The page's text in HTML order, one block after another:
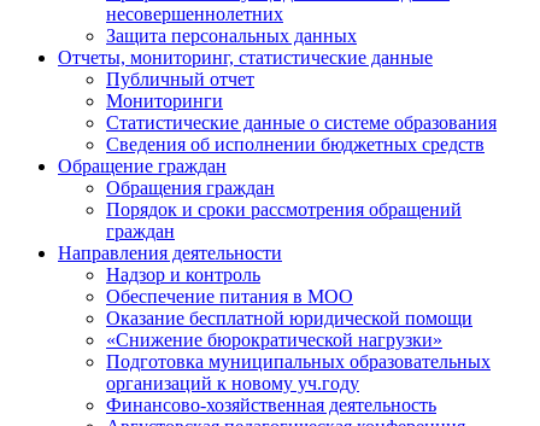
несовершеннолетних
Защита персональных данных
Отчеты, мониторинг, статистические данные
Публичный отчет
Мониторинги
Статистические данные о системе образования
Сведения об исполнении бюджетных средств
Обращение граждан
Обращения граждан
Порядок и сроки рассмотрения обращений
граждан
Направления деятельности
Надзор и контроль
Обеспечение питания в МОО
Оказание бесплатной юридической помощи
«Снижение бюрократической нагрузки»
Подготовка муниципальных образовательных
организаций к новому уч.году
Финансово-хозяйственная деятельность